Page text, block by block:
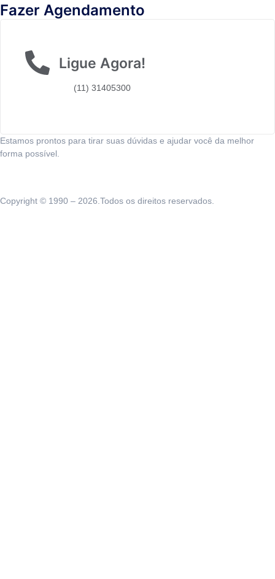
Fazer Agendamento
Ligue Agora!
(11) 31405300
Estamos prontos para tirar suas dúvidas e ajudar você da melhor
forma possível.
Copyright © 1990 – 2026.Todos os direitos reservados.